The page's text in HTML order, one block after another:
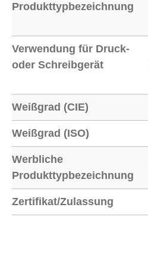
Produkttypbezeichnung
Verwendung für Druck-
oder Schreibgerät
Weißgrad (CIE)
Weißgrad (ISO)
Werbliche
Produkttypbezeichnung
Zertifikat/Zulassung